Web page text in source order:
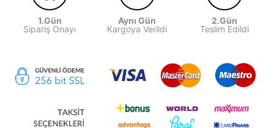
1.Gün
Sipariş Onayı
Aynı Gün
Kargoya Verildi
2.Gün
Teslim Edildi